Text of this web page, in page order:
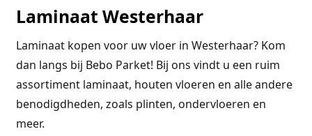
Laminaat Westerhaar
Laminaat kopen voor uw vloer in Westerhaar? Kom
dan langs bij Bebo Parket! Bij ons vindt u een ruim
assortiment laminaat, houten vloeren en alle andere
benodigdheden, zoals plinten, ondervloeren en
meer.